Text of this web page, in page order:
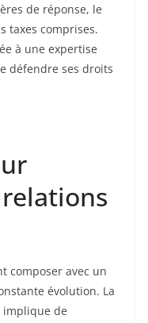
de réponse, le
taxes comprises.
à une expertise
défendre ses droits
composer avec un
évolution. La
implique de